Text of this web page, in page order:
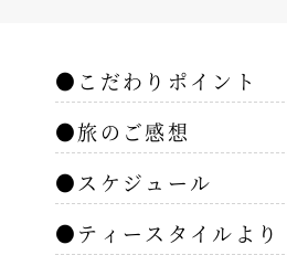
●こだわりポイント
●旅のご感想
●スケジュール
●ティースタイルより